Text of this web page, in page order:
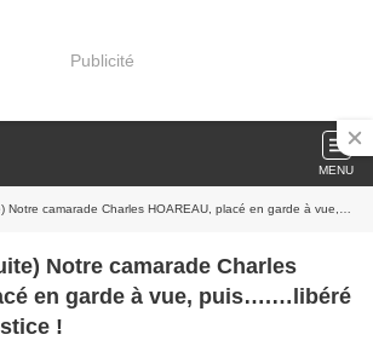
Publicité
MENU
Charles HOAREAU, placé en garde à vue, puis….…libéré et traduit en justice !
Notre camarade Charles
en garde à vue, puis….…libéré
!